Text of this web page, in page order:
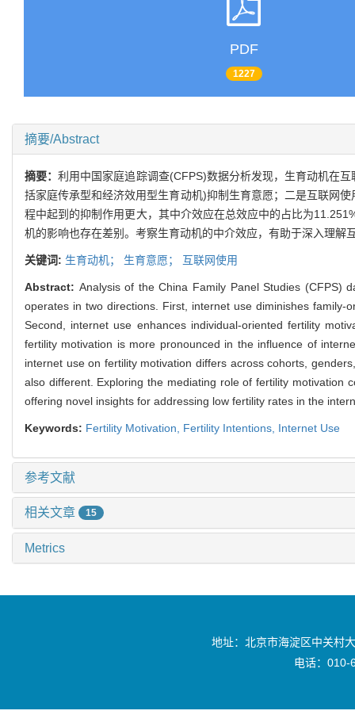
PDF
1227
摘要/Abstract
摘要：利用中国家庭追踪调查(CFPS)数据分析发现，生育动机在
括家庭传承型和经济效用型生育动机)抑制生育意愿；二是互联网
程中起到的抑制作用更大，其中介效应在总效应中的占比为
机的影响也存在差别。考察生育动机的中介效应，有助于深入理
关键词: 生育动机； 生育意愿； 互联网使用
Abstract: Analysis of the China Family Panel Studies (CFPS)
operates in two directions. First, internet use diminishes family-
Second, internet use enhances individual-oriented fertility
fertility motivation is more pronounced in the influence of
internet use on fertility motivation differs across cohorts,
also different. Exploring the mediating role of fertility motivation
offering novel insights for addressing low fertility rates in the
Keywords: Fertility Motivation, Fertility Intentions, Internet Use
参考文献
相关文章 15
Metrics
地址：北京市海淀区中关村
电话：